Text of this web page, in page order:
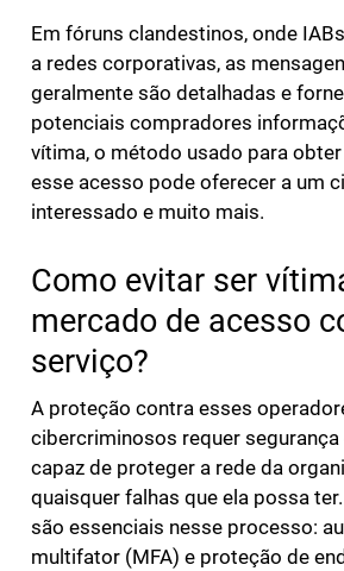
Em fóruns clandestinos, onde
a redes corporativas, as
geralmente são detalhadas e
potenciais compradores
vítima, o método usado para
esse acesso pode oferecer a um
interessado e muito mais.
Como evitar ser
mercado de acesso
serviço?
A proteção contra esses
cibercriminosos requer
capaz de proteger a rede da
quaisquer falhas que ela possa
são essenciais nesse processo:
multifator (MFA) e proteção de